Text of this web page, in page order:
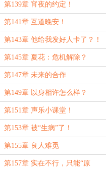
第139章 宵夜的约定！
第141章 互道晚安！
第143章 他给我发好人卡了？！
第145章 夏花：危机解除？
第147章 未来的合作
第149章 以身相许怎么样？
第151章 声乐小课堂！
第153章 被“生病”了！
第155章 良人难觅
第157章 实在不行，只能“原